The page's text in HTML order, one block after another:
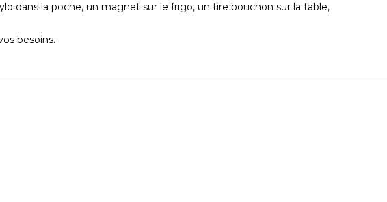
dans la poche, un magnet sur le frigo, un tire bouchon sur la table,
besoins.